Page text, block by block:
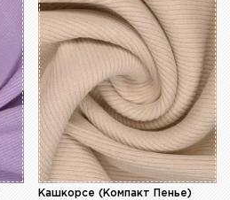
Кашкорсе (Компакт Пенье)